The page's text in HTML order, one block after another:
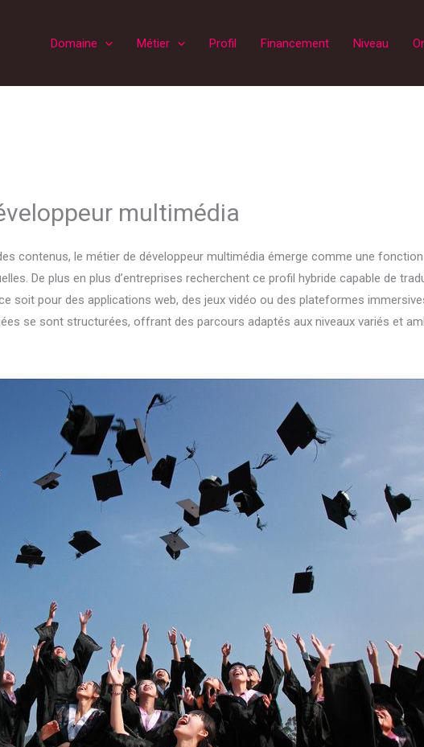
Domaine Métier Profil Financement Niveau
multimédia
contenus, le métier de développeur multimédia émerge comme une
De plus en plus d’entreprises recherchent ce profil hybride capable de
soit pour des applications web, des jeux vidéo ou des plateformes
se sont structurées, offrant des parcours adaptés aux niveaux variés et